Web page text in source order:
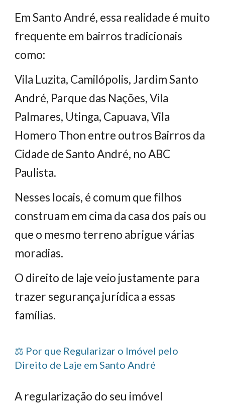
Em Santo André, essa realidade é muito
frequente em bairros tradicionais
como:
Vila Luzita, Camilópolis, Jardim Santo
André, Parque das Nações, Vila
Palmares, Utinga, Capuava, Vila
Homero Thon entre outros Bairros da
Cidade de Santo André, no ABC
Paulista.
Nesses locais, é comum que filhos
construam em cima da casa dos pais ou
que o mesmo terreno abrigue várias
moradias.
O direito de laje veio justamente para
trazer segurança jurídica a essas
famílias.
⚖️ Por que Regularizar o Imóvel pelo
Direito de Laje em Santo André
A regularização do seu imóvel